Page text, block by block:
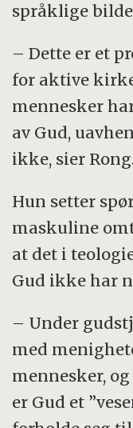
språklige
– Dette er et
for aktive
mennesker
av Gud,
ikke, sier
Hun setter
maskuline
at det i
Gud ikke har
– Under
med
mennesker,
er Gud et